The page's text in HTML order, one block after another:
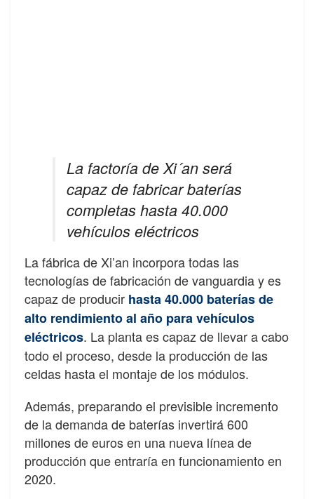
La factoría de Xi´an será
capaz de fabricar baterías
completas hasta 40.000
vehículos eléctricos
La fábrica de Xi’an incorpora todas las
tecnologías de fabricación de vanguardia y es
capaz de producir hasta 40.000 baterías de
alto rendimiento al año para vehículos
eléctricos. La planta es capaz de llevar a cabo
todo el proceso, desde la producción de las
celdas hasta el montaje de los módulos.
Además, preparando el previsible incremento
de la demanda de baterías invertirá 600
millones de euros en una nueva línea de
producción que entraría en funcionamiento en
2020.